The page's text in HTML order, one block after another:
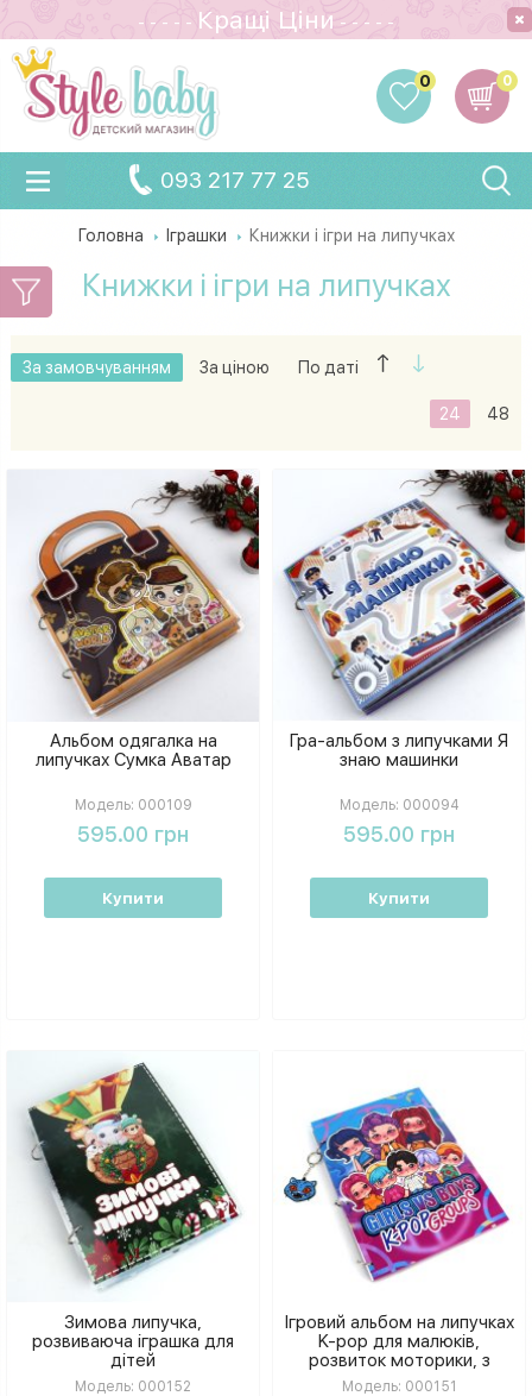
- - - - - Кращi Цiни - - - - -
0
0
093 217 77 25
Головна Іграшки Книжки і ігри на липучках
Книжки і ігри на липучках
За замовчуванням За ціною По даті
24 48
Альбом одягалка на
липучках Сумка Аватар
Модель: 000109
595.00 грн
Купити
Гра-альбом з липучками Я
знаю машинки
Модель: 000094
595.00 грн
Купити
Зимова липучка,
розвиваюча іграшка для
дітей
Модель: 000152
Ігровий альбом на липучках
K-pop для малюків,
розвиток моторики, з
брелоком
Модель: 000151